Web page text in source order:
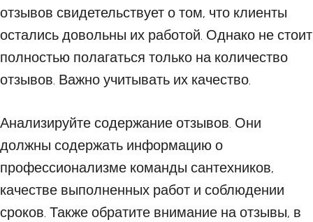
отзывов свидетельствует о том, что клиенты
остались довольны их работой. Однако не стоит
полностью полагаться только на количество
отзывов. Важно учитывать их качество.
Анализируйте содержание отзывов. Они
должны содержать информацию о
профессионализме команды сантехников,
качестве выполненных работ и соблюдении
сроков. Также обратите внимание на отзывы, в